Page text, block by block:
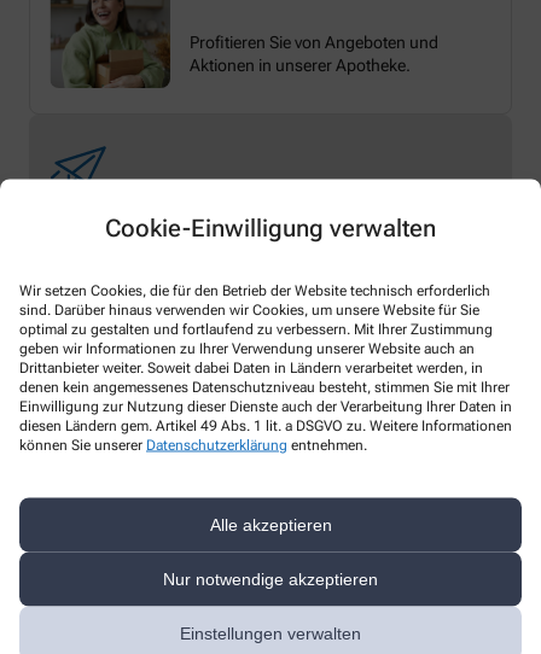
Cookie-Einwilligung verwalten
Wir setzen Cookies, die für den Betrieb der Website technisch erforderlich
sind. Darüber hinaus verwenden wir Cookies, um unsere Website für Sie
optimal zu gestalten und fortlaufend zu verbessern. Mit Ihrer Zustimmung
geben wir Informationen zu Ihrer Verwendung unserer Website auch an
Drittanbieter weiter. Soweit dabei Daten in Ländern verarbeitet werden, in
denen kein angemessenes Datenschutzniveau besteht, stimmen Sie mit Ihrer
Einwilligung zur Nutzung dieser Dienste auch der Verarbeitung Ihrer Daten in
diesen Ländern gem. Artikel 49 Abs. 1 lit. a DSGVO zu. Weitere Informationen
können Sie unserer Datenschutzerklärung entnehmen.
Alle akzeptieren
Nur notwendige akzeptieren
Einstellungen verwalten
Profitieren Sie von Angeboten und
Aktionen in unserer Apotheke.
Ihren 10% Gutschein* für unsere Apotheke
GmbH (AHD) angeboten wird. Hiermit willige ich ein, dass AHD
meine E-Mail-Adresse zum Versand des News-Service
verarbeitet. AHD setzt für den Versand und die Analyse des